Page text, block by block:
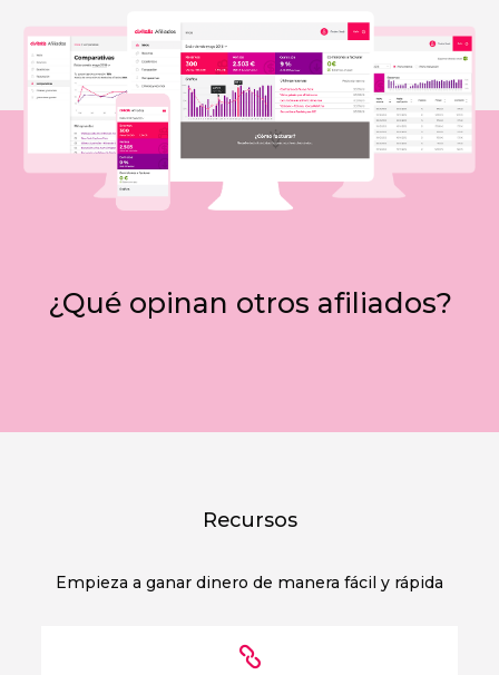
¿Qué opinan otros afiliados?
Recursos
Empieza a ganar dinero de manera fácil y rápida